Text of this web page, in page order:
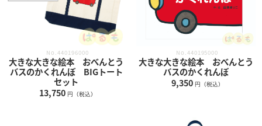
No.440196000
大きな大きな絵本 おべんとう
バスのかくれんぼ BIGトート
セット
13,750 円（税込）
No.440195000
大きな大きな絵本 おべんとう
バスのかくれんぼ
9,350 円（税込）